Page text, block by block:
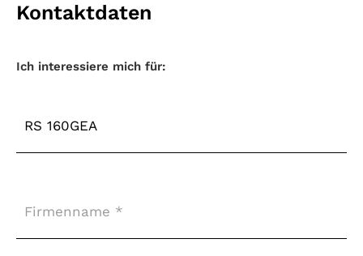
Kontaktdaten
Maschinentyp *
Ich interessiere mich für: